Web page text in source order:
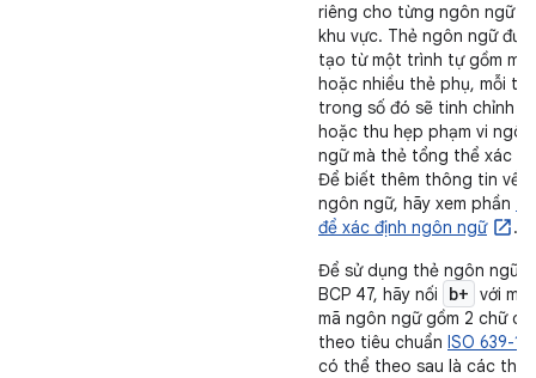
riêng cho từng ngôn ngữ và
khu vực. Thẻ ngôn ngữ
tạo từ một trình tự gồm một
hoặc nhiều thẻ phụ, mỗi thẻ
trong số đó sẽ tinh chỉnh
hoặc thu hẹp phạm vi ngôn
ngữ mà thẻ tổng thể xác
Để biết thêm thông tin về
ngôn ngữ, hãy xem phần
để xác định ngôn ngữ
.
Để sử dụng thẻ ngôn ngữ
BCP 47, hãy nối
b+ với một
mã ngôn ngữ gồm 2 chữ cái
theo tiêu chuẩn ISO 639-1
có thể theo sau là các thẻ